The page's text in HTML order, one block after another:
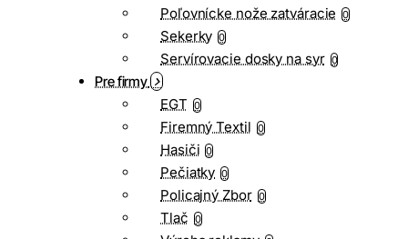
Poľovnícke nože zatváracie 0
Sekerky 0
Servírovacie dosky na syr 0
Pre firmy
EGT 0
Firemný Textil 0
Hasiči 0
Pečiatky 0
Policajný Zbor 0
Tlač 0